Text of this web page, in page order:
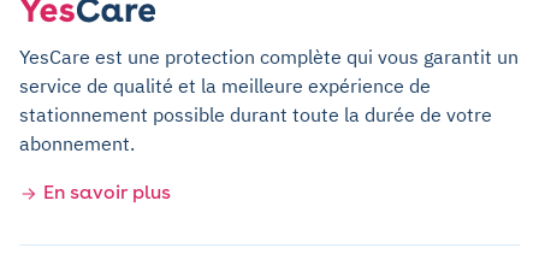
YesCare est une protection complète qui vous garantit un
service de qualité et la meilleure expérience de
stationnement possible durant toute la durée de votre
abonnement.
En savoir plus